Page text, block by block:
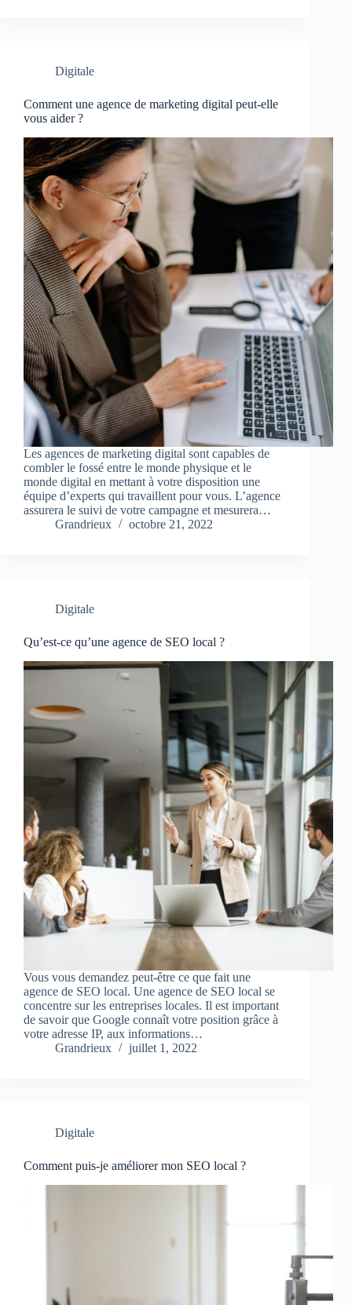
Digitale
Comment une agence de marketing digital peut-elle
vous aider ?
Les agences de marketing digital sont capables de
combler le fossé entre le monde physique et le
monde digital en mettant à votre disposition une
équipe d’experts qui travaillent pour vous. L’agence
assurera le suivi de votre campagne et mesurera…
Grandrieux
octobre 21, 2022
Digitale
Qu’est-ce qu’une agence de SEO local ?
Vous vous demandez peut-être ce que fait une
agence de SEO local. Une agence de SEO local se
concentre sur les entreprises locales. Il est important
de savoir que Google connaît votre position grâce à
votre adresse IP, aux informations…
Grandrieux
juillet 1, 2022
Digitale
Comment puis-je améliorer mon SEO local ?